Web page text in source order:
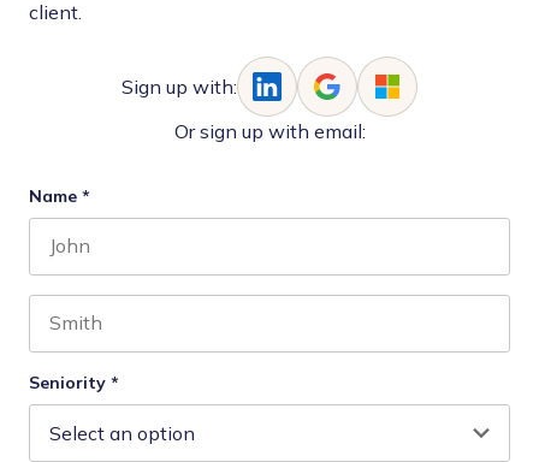
client.
Sign up with:
Or sign up with email:
Name *
Seniority *